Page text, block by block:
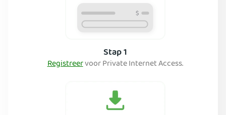
Stap 1
Registreervoor Private Internet Access.